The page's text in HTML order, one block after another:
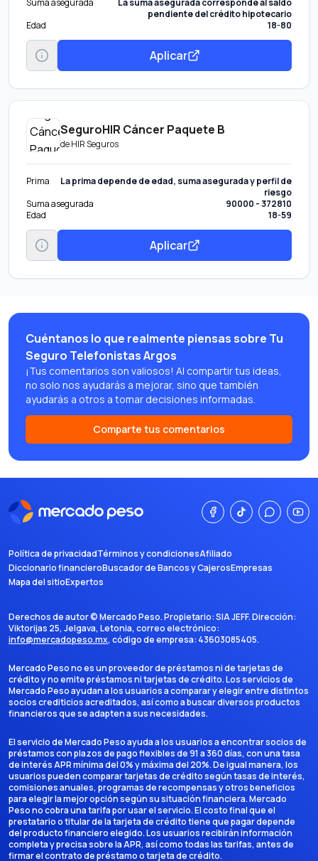
Suma asegurada
La suma asegurada corresponde al saldo
pendiente del crédito hipotecario
Edad
18-80
Aplicar
SeguroHIR Cáncer Paquete B
deHIR Seguros
Prima
La prima depende de edad, suma asegurada y perfil de
riesgo
Suma asegurada
90000 - 372810
Edad
18-59
Aplicar
Cuéntanos lo que realmente piensas sobre Tu
Seguro Telefonistas Argos
¡Tus comentarios son valiosos! Al compartir tus ideas,
no solo nos ayudarás a mejorar, sino que también
ayudarás a otros a tomar decisiones informadas.
Comparte tus comentarios
Política de privacidadTérminos y condicionesAfiliado
Diccionario financieroBuscador de Bancos y CajerosEmpresas
Mapa del sitioExpertos
Derechos de autor ©Mercado Peso. Propietario:SIA JEFF. Dirección:
Viktorijas 25, Jelgava, Letonia, correo electrónico:
info@mercadopeso.mx, código de empresa: 43603085405.
Mercado Peso no es un proveedor de préstamos ni de tarjetas de
crédito y no emite préstamos ni tarjetas de crédito. Los servicios de
Mercado Peso ayudan a los usuarios a comparar y elegir entre distintos
socios crediticios acreditados, así como a buscar diversos productos
financieros que se adapten a sus necesidades.
El servicio de Mercado Peso ayuda a los usuarios a encontrar socios de
préstamos con plazos de pago flexibles de 91 a 360 días, con una tasa
de interés APR mínima del 0% y máxima del 20%. De igual manera, los
usuarios pueden comparar tarjetas de crédito según tasas de interés,
comisiones anuales, programas de recompensas y otros beneficios
para elegir la mejor opción según su situación financiera. Mercado
Peso no cobra una tarifa por usar el servicio. El costo final que el
prestatario o titular de la tarjeta de crédito tiene que pagar depende
del producto financiero elegido. Los usuarios recibirán información
completa y precisa sobre la APR, así como todas las tarifas, antes de
firmar el contrato de préstamo o tarjeta de crédito.